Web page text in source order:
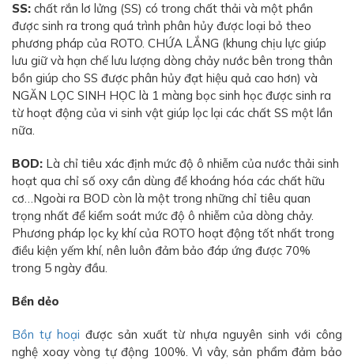
SS: chất rắn lơ lửng (SS) có trong chất thải và một phần
được sinh ra trong quá trình phân hủy được loại bỏ theo
phương pháp của ROTO. CHỨA LẮNG (khung chịu lực giúp
lưu giữ và hạn chế lưu lượng dòng chảy nước bên trong thân
bồn giúp cho SS được phân hủy đạt hiệu quả cao hơn) và
NGĂN LỌC SINH HỌC là 1 màng bọc sinh học được sinh ra
từ hoạt động của vi sinh vật giúp lọc lại các chất SS một lần
nữa.
BOD: Là chỉ tiêu xác định mức độ ô nhiễm của nước thải sinh
hoạt qua chỉ số oxy cần dùng để khoáng hóa các chất hữu
cơ…Ngoài ra BOD còn là một trong những chỉ tiêu quan
trọng nhất để kiểm soát mức độ ô nhiễm của dòng chảy.
Phương pháp lọc kỵ khí của ROTO hoạt động tốt nhất trong
điều kiện yếm khí, nên luôn đảm bảo đáp ứng được 70%
trong 5 ngày đầu.
Bền dẻo
Bồn tự hoại được sản xuất từ nhựa nguyên sinh với công
nghệ xoay vòng tự động 100%. Vì vây, sản phẩm đảm bảo